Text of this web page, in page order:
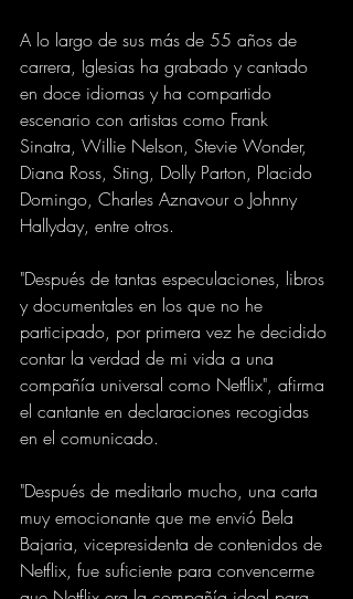
A lo largo de sus más de 55 años de
carrera, Iglesias ha grabado y cantado
en doce idiomas y ha compartido
escenario con artistas como Frank
Sinatra, Willie Nelson, Stevie Wonder,
Diana Ross, Sting, Dolly Parton, Placido
Domingo, Charles Aznavour o Johnny
Hallyday, entre otros.
"Después de tantas especulaciones, libros
y documentales en los que no he
participado, por primera vez he decidido
contar la verdad de mi vida a una
compañía universal como Netflix", afirma
el cantante en declaraciones recogidas
en el comunicado.
"Después de meditarlo mucho, una carta
muy emocionante que me envió Bela
Bajaria, vicepresidenta de contenidos de
Netflix, fue suficiente para convencerme